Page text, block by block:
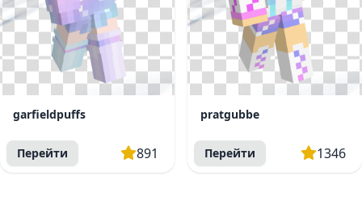
garfieldpuffs
Перейти 891
pratgubbe
Перейти 1346